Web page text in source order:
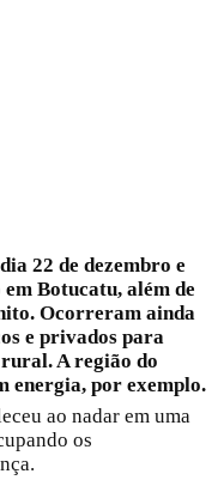
22 de dezembro e
Botucatu, além de
Ocorreram ainda
e privados para
A região do
energia, por exemplo.
ao nadar em uma
os